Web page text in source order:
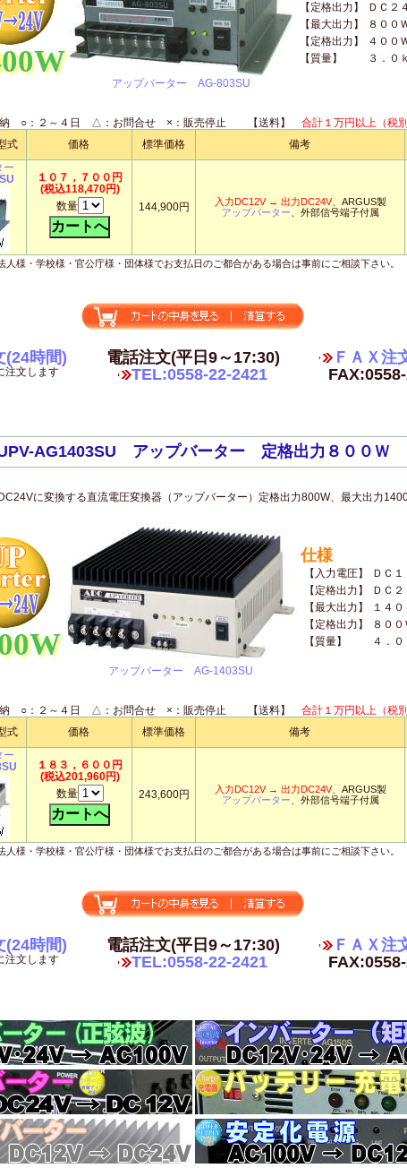
アップバーター AG-803SU
【定格出力】
ＤＣ２
【最大出力】
８００
【定格出力】
４００
【質量】
３．０
納 ○：２～４日 △：お問合せ ×：販売停止 【送料】 合計１万円以上（税
式
価格 標準価格 備考
ー
１０７，７００円
(税込118,470円)
数量
144,900円 入力DC12V → 出力DC24V、ARGUS製
アップバーター 、外部信号端子付属
人様・学校様・官公庁様・団体様でお支払日のご都合がある場合は事前にご相談下さい。
(24時間)
注文します
ＦＡＸ注
電話注文(平日9～17:30)
TEL:0558-22-2421
AG1403SU アップバーター 定格出力８００Ｗ
に変換する直流電圧変換器（アップバーター）定格出力800W、最大出力
アップバーター AG-1403SU
仕様
【入力電圧】
ＤＣ１
【定格出力】
ＤＣ２
【最大出力】
１４０
【定格出力】
８００
【質量】
４．０
納 ○：２～４日 △：お問合せ ×：販売停止 【送料】 合計１万円以上（税
式
価格 標準価格 備考
ー
１８３，６００円
(税込201,960円)
数量
243,600円 入力DC12V → 出力DC24V、ARGUS製
アップバーター 、外部信号端子付属
人様・学校様・官公庁様・団体様でお支払日のご都合がある場合は事前にご相談下さい。
(24時間)
注文します
ＦＡＸ注
電話注文(平日9～17:30)
TEL:0558-22-2421